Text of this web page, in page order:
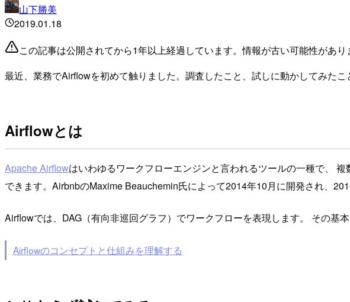
山下勝美
2019.01.18
この記事は公開されてから1年以上経過しています。情報が古い可能性があり
最近、業務でAirflowを初めて触りました。調査したこと、試しに動かしてみたこ
Airflowとは
Apache Airflowはいわゆるワークフローエンジンと言われるツールの一種で、
できます。AirbnbのMaxime Beauchemin氏によって2014年10月に開発され、
Airflowでは、DAG（有向非巡回グラフ）でワークフローを表現します。 その基
Airflowのコンセプトと仕組みを理解する